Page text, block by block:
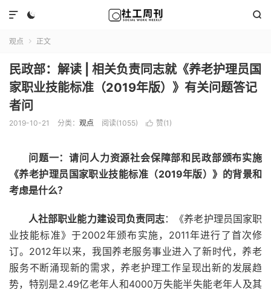
 

观点  正文
民政部：解读 | 相关负责同志就《养老护理员国
家职业技能标准（2019年版）》有关问题答记
者问
2019-10-21 分类： 观点 阅读(1055)  赞(1 )
问题一：请问人力资源社会保障部和民政部颁布实施
《养老护理员国家职业技能标准（2019年版）》的背景和
考虑是什么？
人社部职业能力建设司负责同志：《养老护理员国家职
业技能标准》于2002年颁布实施，2011年进行了首次修
订。2012年以来，我国养老服务事业进入了新时代，养老
服务不断涌现新的需求，养老护理工作呈现出新的发展趋
势，特别是2.49亿老年人和4000万失能半失能老年人及其